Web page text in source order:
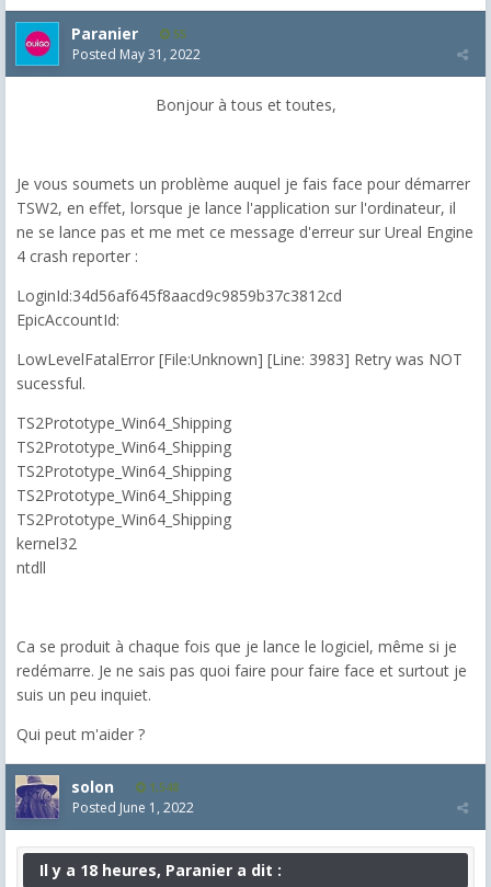
Paranier 55
Posted May 31, 2022
Bonjour à tous et toutes,
Je vous soumets un problème auquel je fais face pour démarrer
TSW2, en effet, lorsque je lance l'application sur l'ordinateur, il
ne se lance pas et me met ce message d'erreur sur Ureal Engine
4 crash reporter :
LoginId:34d56af645f8aacd9c9859b37c3812cd
EpicAccountId:
LowLevelFatalError [File:Unknown] [Line: 3983] Retry was NOT
sucessful.
TS2Prototype_Win64_Shipping
TS2Prototype_Win64_Shipping
TS2Prototype_Win64_Shipping
TS2Prototype_Win64_Shipping
TS2Prototype_Win64_Shipping
kernel32
ntdll
Ca se produit à chaque fois que je lance le logiciel, même si je
redémarre. Je ne sais pas quoi faire pour faire face et surtout je
suis un peu inquiet.
Qui peut m'aider ?
solon 1,548
Posted June 1, 2022
Il y a 18 heures, Paranier a dit :